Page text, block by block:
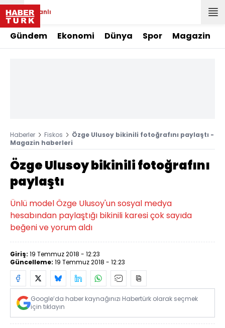
Canlı
Gündem Ekonomi Dünya Spor Magazin
Haberler Fiskos
Özge Ulusoy bikinili fotoğrafını paylaştı -
Magazin haberleri
Özge Ulusoy bikinili fotoğrafını
paylaştı
Ünlü model Özge Ulusoy'un sosyal medya
hesabından paylaştığı bikinili karesi çok sayıda
beğeni ve yorum aldı
Giriş: 19 Temmuz 2018 - 12:23
Güncelleme: 19 Temmuz 2018 - 12:23
Google’da haber kaynağınızı Habertürk olarak seçmek
için tıklayın